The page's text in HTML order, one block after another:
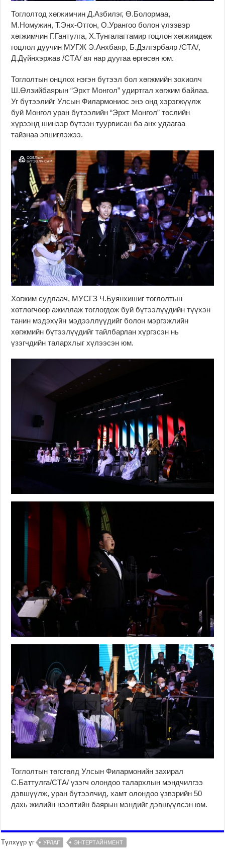
Тоглолтод хөгжимчин Д.Азбилэг, Ө.Болормаа,
М.Номужин, Т.Энх-Отгон, О.Урангоо болон үлээвэр
хөгжимчин Г.Гантулга, Х.Тунгалагтамир гоцлон хөгжимдөж
гоцлол дуучин МУГЖ Э.Анхбаяр, Б.Дэлгэрбаяр /СТА/,
Д.Дүйнхэржав /СТА/ ая нар дуугаа өргөсөн юм.
Тоглолтын онцлох нэгэн бүтээл бол хөгжмийн зохиолч
Ш.Өлзийбаярын “Эрхт Монгол” удиртгал хөгжим байлаа.
Уг бүтээлийг Улсын Филармониос энэ онд хэрэгжүүлж
буй Монгол уран бүтээлийн “Эрхт Монгол” төслийн
хүрээнд шинээр бүтээн туурвисан ба анх удаагаа
тайзнаа эгшиглэжээ.
Хөгжим судлаач, МУСГЗ Ч.Буянхишиг тоглолтын
хөтлөгчөөр ажиллаж тоглогдож буй бүтээлүүдийн түүхэн
танин мэдэхүйн мэдээллүүдийг болон мэргэжлийн
хөгжмийн бүтээлүүдийг тайлбарлан хүргэсэн нь
үзэгчдийн талархлыг хүлээсэн юм.
Тоглолтын төгсгөлд Улсын Филармонийн захирал
С.Баттулга/СТА/ үзэгч олондоо талархлын мэндчилгээ
дэвшүүлж, уран бүтээлчид, хамт олондоо үзвэрийн 50
дахь жилийн нээлтийн баярын мэндийг дэвшүүлсэн юм.
Түлхүүр үг УРЛАГ ЭНТЕРТАЙНМЕНТ